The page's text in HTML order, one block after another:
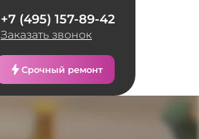
+7 (495) 157-89-42
Заказать звонок
Срочный ремонт